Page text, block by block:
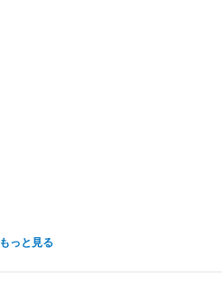
もっと見る